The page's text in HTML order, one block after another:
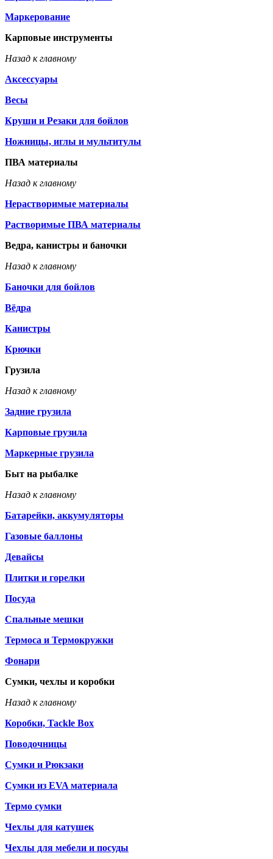
Маркерование
Карповые инструменты
Назад к главному
Аксессуары
Весы
Круши и Резаки для бойлов
Ножницы, иглы и мультитулы
ПВА материалы
Назад к главному
Нерастворимые материалы
Растворимые ПВА материалы
Ведра, канистры и баночки
Назад к главному
Баночки для бойлов
Вёдра
Канистры
Крючки
Грузила
Назад к главному
Задние грузила
Карповые грузила
Маркерные грузила
Быт на рыбалке
Назад к главному
Батарейки, аккумуляторы
Газовые баллоны
Девайсы
Плитки и горелки
Посуда
Спальные мешки
Термоса и Термокружки
Фонари
Сумки, чехлы и коробки
Назад к главному
Коробки, Tackle Box
Поводочницы
Сумки и Рюкзаки
Сумки из EVA материала
Термо сумки
Чехлы для катушек
Чехлы для мебели и посуды